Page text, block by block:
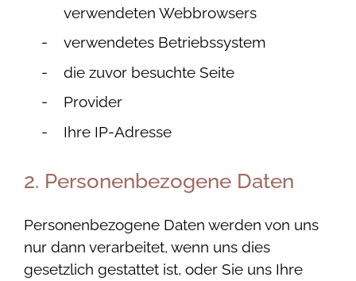
verwendeten Webbrowsers
verwendetes Betriebssystem
die zuvor besuchte Seite
Provider
Ihre IP-Adresse
2. Personenbezogene Daten
Personenbezogene Daten werden von uns
nur dann verarbeitet, wenn uns dies
gesetzlich gestattet ist, oder Sie uns Ihre